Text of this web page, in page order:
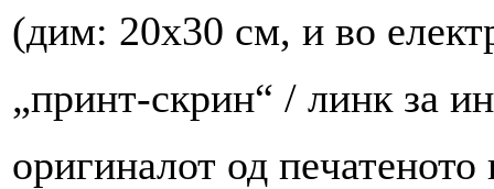
(дим: 20х30 см, и во
„принт-скрин“ / линк за
оригиналот од пeчатеното